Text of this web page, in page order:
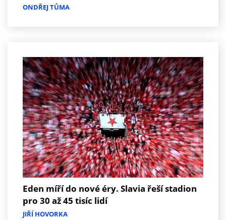
ONDŘEJ TŮMA
Eden míří do nové éry. Slavia řeší stadion
pro 30 až 45 tisíc lidí
JIŘÍ HOVORKA